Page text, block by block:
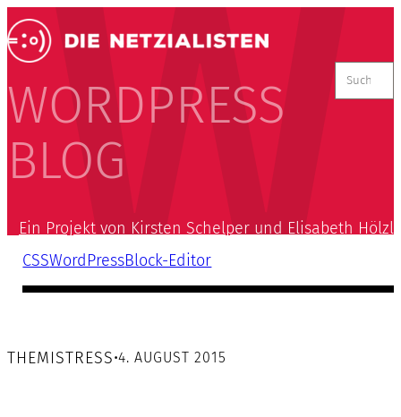
WORDPRESS
BLOG
nach:
Ein Projekt von Kirsten Schelper und Elisabeth Hölzl
CSSWordPressBlock-Editor
THEMISTRESS•4. AUGUST 2015